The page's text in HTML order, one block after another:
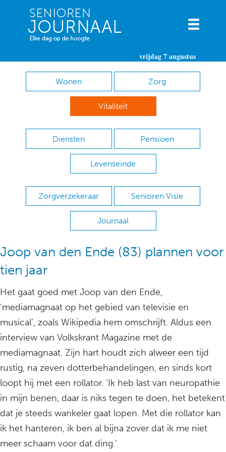
vrijdag 7 augustus
Wonen Zorg
Vitaliteit
Diensten Pensioen
Levenseinde
Zorgverzekeraar Senioren Visie
Journaal
Joop van den Ende (83) plannen voor
tien jaar
Het gaat goed met Joop van den Ende,
‘mediamagnaat op het gebied van televisie en
musical’, zoals Wikipedia hem omschrijft. Aldus een
interview van Volkskrant Magazine met de
mediamagnaat. Zijn hart houdt zich alweer een tijd
rustig, na zeven dotterbehandelingen, en sinds kort
loopt hij met een rollator. ‘Ik heb last van neuropathie
in mijn benen, daar is niks tegen te doen, het betekent
dat je steeds wankeler gaat lopen. Met die rollator kan
ik het hanteren, ik ben al bijna zover dat ik me niet
meer schaam voor dat ding.’